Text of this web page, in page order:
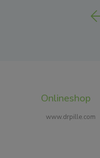
Onlineshop
www.drpille.com